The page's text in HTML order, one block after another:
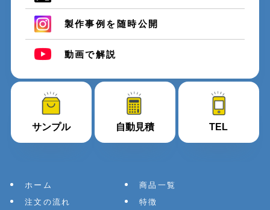
製作事例を随時公開
動画で解説
サンプル 自動見積 TEL
ホーム
商品一覧
注文の流れ
特徴